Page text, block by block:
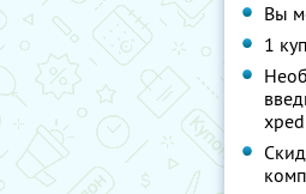
Вы
1